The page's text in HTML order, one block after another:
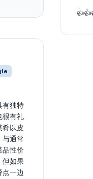
有独特
很有礼
肴以皮
与通常
品性价
但如果
点一边